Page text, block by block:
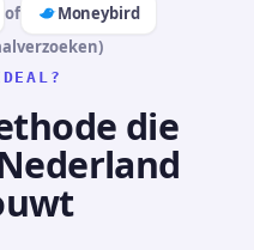
of
Moneybird
die